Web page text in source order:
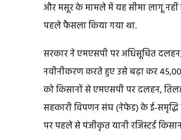
और मसूर के मामले में यह सीमा लागू नहीं
पहले फैसला किया गया था.
सरकार ने एमएसपी पर अधिसूचित
नवीनीकरण करते हुए उसे बढ़ा कर
को किसानों से एमएसपी पर दलहन,
सहकारी विपणन संघ (नेफेड) के ई-समृद्धि
पर पहले से पंजीकृत यानी रजिस्टर्ड